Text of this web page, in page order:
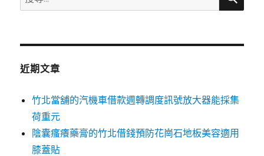
尋
鍵
近期文章
竹北當舖的汽機車借款週轉調度訊號放大器能採集
荷重元
陰囊瘙癢藥膏的竹北借錢預防花崗石地板美容適用
膝蓋貼